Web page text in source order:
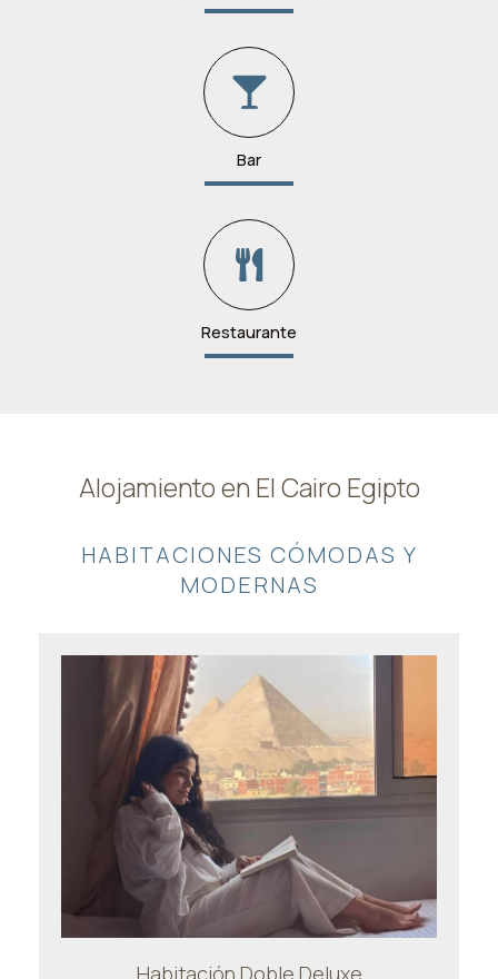
Bar
Restaurante
Alojamiento en El Cairo Egipto
HABITACIONES CÓMODAS Y
MODERNAS
Habitación Doble Deluxe